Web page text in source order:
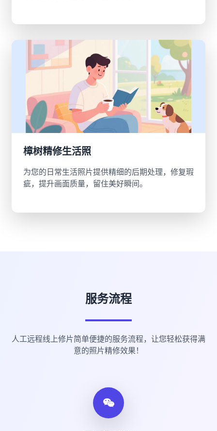
樟树精修生活照
为您的日常生活照片提供精细的后期处理，修复瑕
疵，提升画面质量，留住美好瞬间。
服务流程
人工远程线上修片简单便捷的服务流程，让您轻松获得满
意的照片精修效果！